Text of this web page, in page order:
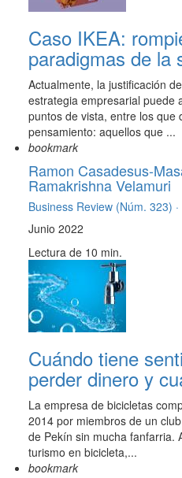
Caso IKEA:
paradigmas de la
Actualmente, la justificación
estrategia empresarial puede
puntos de vista, entre los que
pensamiento: aquellos que ...
bookmark
Ramon Casadesus-
Ramakrishna Velamuri
Business Review (Núm. 323) ·
Junio 2022
Lectura de 10 min.
Cuándo tiene
perder dinero y
La empresa de bicicletas
2014 por miembros de un
de Pekín sin mucha fanfarria.
turismo en bicicleta,...
bookmark